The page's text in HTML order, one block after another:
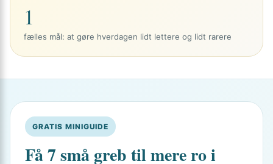
1
fælles mål: at gøre hverdagen lidt lettere og lidt rarere
GRATIS MINIGUIDE
Få 7 små greb til mere ro i